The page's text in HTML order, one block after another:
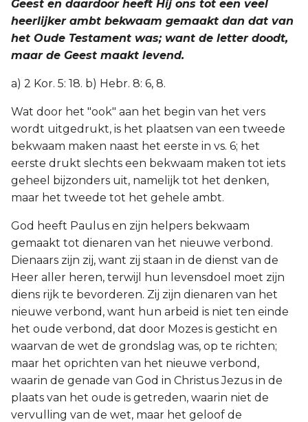
Geest en daardoor heeft Hij ons tot een veel
heerlijker ambt bekwaam gemaakt dan dat van
het Oude Testament was; want de letter doodt,
maar de Geest maakt levend.
a) 2 Kor. 5: 18. b) Hebr. 8: 6, 8.
Wat door het "ook" aan het begin van het vers
wordt uitgedrukt, is het plaatsen van een tweede
bekwaam maken naast het eerste in vs. 6; het
eerste drukt slechts een bekwaam maken tot iets
geheel bijzonders uit, namelijk tot het denken,
maar het tweede tot het gehele ambt.
God heeft Paulus en zijn helpers bekwaam
gemaakt tot dienaren van het nieuwe verbond.
Dienaars zijn zij, want zij staan in de dienst van de
Heer aller heren, terwijl hun levensdoel moet zijn
diens rijk te bevorderen. Zij zijn dienaren van het
nieuwe verbond, want hun arbeid is niet ten einde
het oude verbond, dat door Mozes is gesticht en
waarvan de wet de grondslag was, op te richten;
maar het oprichten van het nieuwe verbond,
waarin de genade van God in Christus Jezus in de
plaats van het oude is getreden, waarin niet de
vervulling van de wet, maar het geloof de